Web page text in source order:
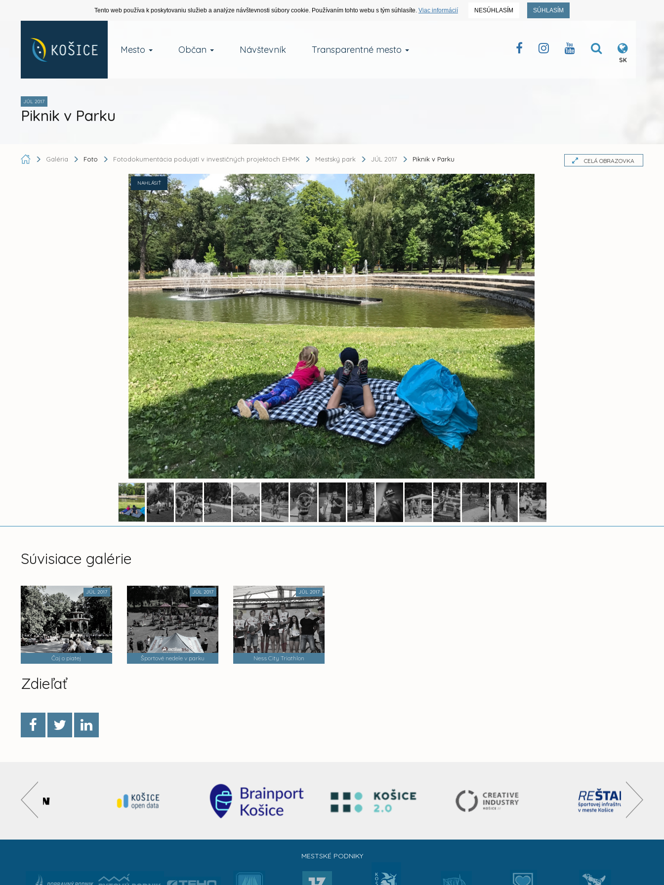
Tento web používa k poskytovaniu služieb a analýze návštevnosti súbory cookie. Používaním tohto webu s tým súhlasíte. Viac informácií NESÚHLASÍM SÚHLASÍM
Mesto Občan Návštevník Transparentné mesto
SK
JÚL 2017
Piknik v Parku
Galéria Foto Fotodokumentácia podujatí v investičných projektoch EHMK Mestský park JÚL 2017 Piknik v Parku CELÁ OBRAZOVKA
NAHLÁSIŤ
Súvisiace galérie
JÚL 2017
Čaj o piatej
JÚL 2017
Športové nedele v parku
JÚL 2017
Ness City Triathlon
Zdieľať
MESTSKÉ PODNIKY